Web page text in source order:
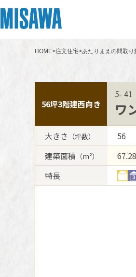
[注文住宅]
商品ラインアッ
デザイン
テクノロジー（
建築事例・建築
個人のお客さ
賃貸住宅
賃貸併用住宅
店舗・各種施設
土地活用モデル
戸建て・マ
ミサワリフォー
リフォームの流
リフォームメニ
リフォーム事例
複合開発・
複合開発事業（
再開発・官民連
分譲マンション
収益不動産・投
サポートメ
住まいるりんぐ
保証制度
アフターメンテ
ミサワリフォー
企業・IR
ニュース
MISAWAについ
ミサワホームグ
IR情報
HOME>注文住宅>あたりまえの間取り
56坪3階建西向き
5- 41
ワ
大きさ （坪数） 56
建築面積 （m²）
特長